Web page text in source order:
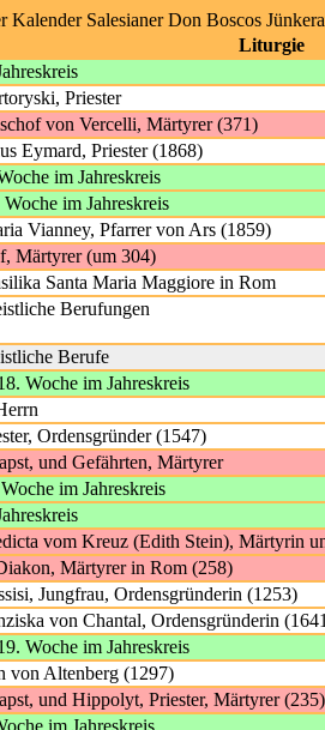
Kalender Salesianer Don Boscos
Liturgie
Priester
von Vercelli, Märtyrer (371)
Eymard, Priester (1868)
im Jahreskreis
im Jahreskreis
Vianney, Pfarrer von Ars (1859)
Märtyrer (um 304)
Santa Maria Maggiore in Rom
Berufungen
Berufe
Woche im Jahreskreis
Ordensgründer (1547)
und Gefährten, Märtyrer
im Jahreskreis
vom Kreuz (Edith Stein), Märtyrin
Märtyrer in Rom (258)
Jungfrau, Ordensgründerin (1253)
von Chantal, Ordensgründerin
Woche im Jahreskreis
von Altenberg (1297)
und Hippolyt, Priester, Märtyrer (235)
im Jahreskreis